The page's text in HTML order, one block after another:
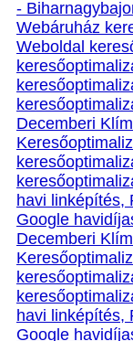
-
Webáruház
Weboldal
Decemberi
havi linképítés,
Google
Decemberi
havi linképítés,
Google